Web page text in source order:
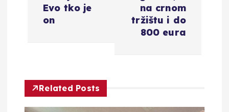
Evo tko je
on
na crnom
tržištu i do
800 eura
Related Posts